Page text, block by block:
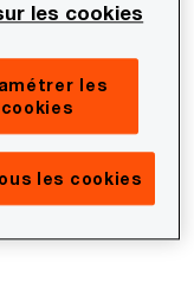
nouveau record
du
les cookies
les
cookies
les cookies